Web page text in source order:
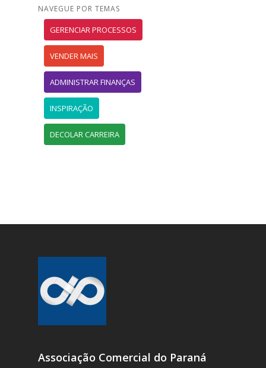
NAVEGUE POR TEMAS
GERENCIAR PROCESSOS
VENDER MAIS
ADMINISTRAR FINANÇAS
INSPIRAÇÃO
DECOLAR CARREIRA
Associação Comercial do Paraná